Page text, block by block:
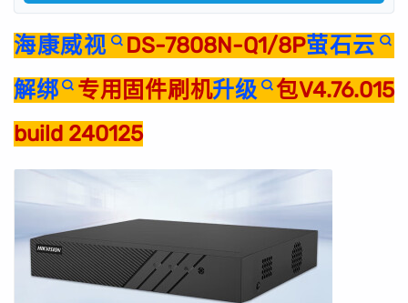
海康威视 DS-7808N-Q1/8P萤石云
解绑
专用固件刷机升级
包V4.76.015
build 240125